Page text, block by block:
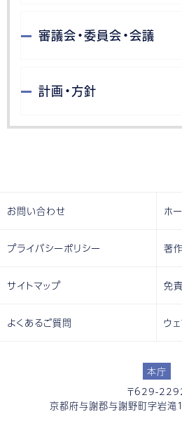
審議会・委員会・会議
計画・方針
本庁
〒629-
京都府与謝郡与謝野町字岩
お問い合わせ ホ
プライバシーポリシー 著
サイトマップ 免
よくあるご質問 ウ